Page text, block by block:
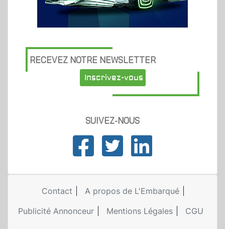
RECEVEZ NOTRE NEWSLETTER
Inscrivez-vous
SUIVEZ-NOUS
Contact
A propos de L'Embarqué
Publicité Annonceur
Mentions Légales CGU